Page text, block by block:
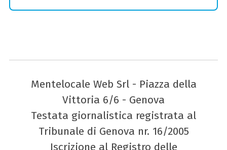
Mentelocale Web Srl - Piazza della
Vittoria 6/6 - Genova
Testata giornalistica registrata al
Tribunale di Genova nr. 16/2005
Iscrizione al Registro delle